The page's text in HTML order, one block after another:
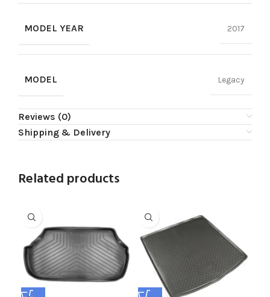
MODEL YEAR 2017
MODEL Legacy
Reviews (0)
Shipping & Delivery
Related products